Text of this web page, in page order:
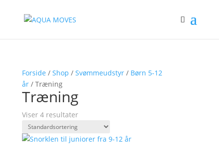
Forside / Shop / Svømmeudstyr/ Børn 5-12
år/ Træning
Træning
Viser 4 resultater